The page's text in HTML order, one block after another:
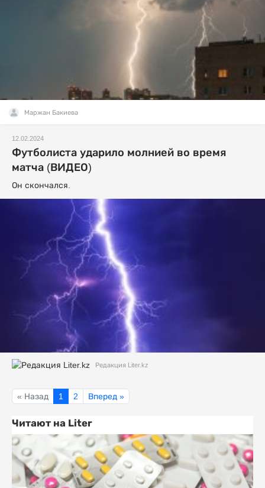
Маржан Бакиева
12.02.2024
Футболиста ударило молнией во время
матча (ВИДЕО)
Он скончался.
Редакция Liter.kz
« Назад 1 2 Вперед »
Читают на Liter